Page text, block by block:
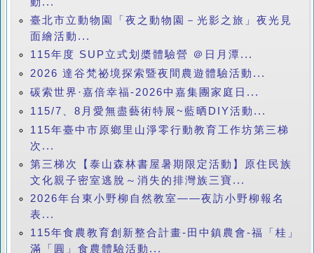
臺北市立動物園「夜之動物園－光影之旅」夜光見
面繪活動...
115年度 SUP立式划槳體驗營 ＠日月潭...
2026 達谷梵祕境探索暨夜間農遊體驗活動...
碳索世界·嘉倍幸福-2026中嘉集團家庭日...
115/7、8月愛無盡藝術特展~藍晒DIY活動...
115年臺中市原鄉里山淨零行動教育工作坊第三梯
次...
第三梯次【泰山森林書屋暑期限定活動】原住民族
文化親子密室逃脫～消失的排灣族三寶...
2026年台東小野柳自然教室——夜訪小野柳報名
表...
115年食農教育創新整合計畫-田中鎮農會-福「桂」
滿「圓」食農體驗活動...